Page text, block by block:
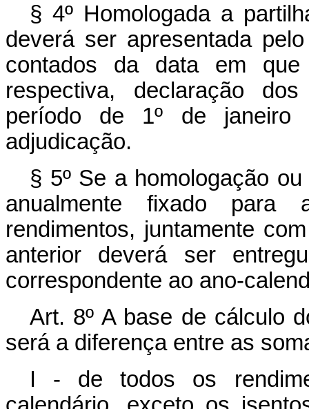
§ 4º Homologada a
deverá ser apresentada
contados da data em
respectiva, declaração
período de 1º de
adjudicação.
§ 5º Se a homologação
anualmente fixado para
rendimentos, juntamente
anterior deverá ser
correspondente ao ano-
Art. 8º A base de cálculo
será a diferença entre as
I - de todos os